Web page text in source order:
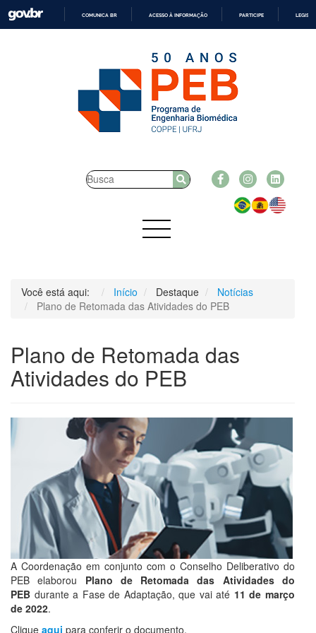
O
CONTEÚDO
COMUNICA BR ACESSO À INFORMAÇÃO PARTICIPE
Você está aqui: Início Destaque
Notícias
Plano de Retomada das Atividades do PEB
Plano de Retomada das
Atividades do PEB
A Coordenação em conjunto com o Conselho Deliberativo do
PEB elaborou Plano de Retomada das Atividades do
PEB durante a Fase de Adaptação, que vai até 11 de março
de 2022.
Clique aqui para conferir o documento.